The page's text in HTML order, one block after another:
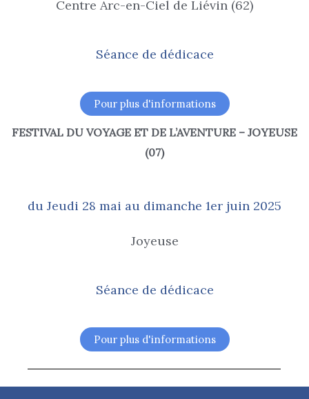
Centre Arc-en-Ciel de Liévin (62)
Séance de dédicace
Pour plus d'informations
FESTIVAL DU VOYAGE ET DE L’AVENTURE – JOYEUSE
(07)
du Jeudi 28 mai au dimanche 1er juin 2025
Joyeuse
Séance de dédicace
Pour plus d'informations